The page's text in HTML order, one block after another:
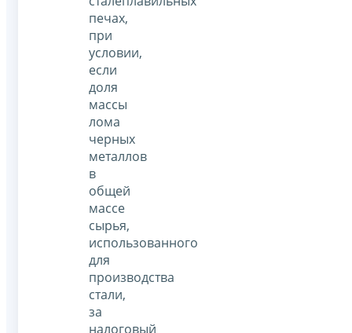
печах,
при
условии,
если
доля
массы
лома
черных
металлов
в
общей
массе
сырья,
использованного
для
производства
стали,
за
налоговый